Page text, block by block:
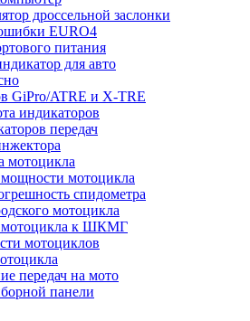
дроссельной заслонки
EURO4
питания
для авто
GiPro/ATRE и X-TRE
индикаторов
передач
мотоцикла
мотоцикла
спидометра
мотоцикла
мотоцикла к ШКМГ
мотоциклов
передач на мото
панели